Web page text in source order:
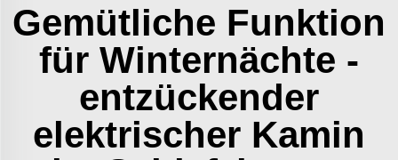
Gemütliche Funktion
für Winternächte -
entzückender
elektrischer Kamin